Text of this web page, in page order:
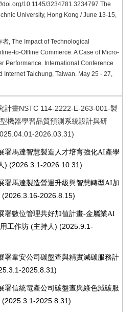
doi.org/10.1145/3234781.3234797 The
University, Hong Kong / June 13-15,
, The Impact of Technological
to-Offline Commerce: A Case of Micro-
Performance. International Conference
Internet Taichung, Taiwan. May 25 - 27,
計畫NSTC 114-2222-E-263-001-製
機器學習品質預測系統設計與研
2026.03.31)
署馬達智慧製造人才培育強化AI產學
) (2026.3.1-2026.10.31)
署馬達製造營運升級與智慧轉型AI加
(2026.3.16-2026.8.15)
署數位管理共好加值計畫-金屬業AI
工作坊 (主持人) (2025.9.1-
署韋安公司碳盤查與精實減碳服務計
2025.8.31)
署信統電產公司碳盤查與綠色減碳服
(2025.3.1-2025.8.31)